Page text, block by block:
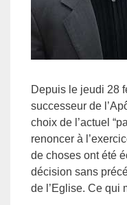
Depuis le jeudi 28
successeur de
choix de l’actuel
renoncer à
de choses ont été
décision sans
de l’Eglise. Ce qui